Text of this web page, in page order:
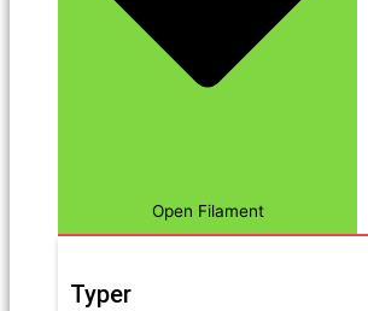
Open Filament
Typer